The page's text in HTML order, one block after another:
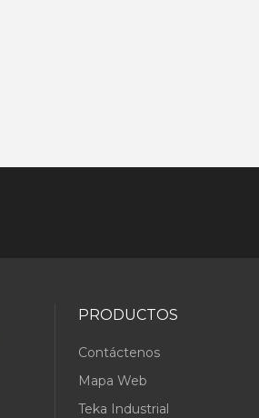
PRODUCTOS
Contáctenos
Mapa Web
Teka Industrial